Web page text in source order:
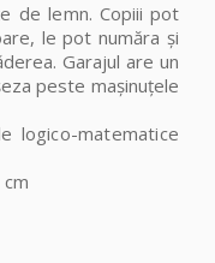
de lemn. Copiii pot
le pot număra și
Garajul are un
peste mașinuțele
logico-matematice